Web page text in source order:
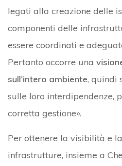
legati alla creazione delle
componenti delle
essere coordinati e
Pertanto occorre una
sull’intero ambiente, quindi
sulle loro interdipendenze,
corretta gestione».
Per ottenere la visibilità e
infrastrutture, insieme a